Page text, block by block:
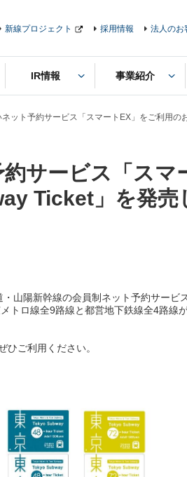
IR情報 事業紹介
新線プロジェクト 採用情報 法人のお
ット予約サービス「スマートEX」をご利用の
サービス「ス
Ticket」を発売
陽新幹線の会員制ネット予約サービ
トロ線全9路線と都営地下鉄線全4路線
ご利用ください。